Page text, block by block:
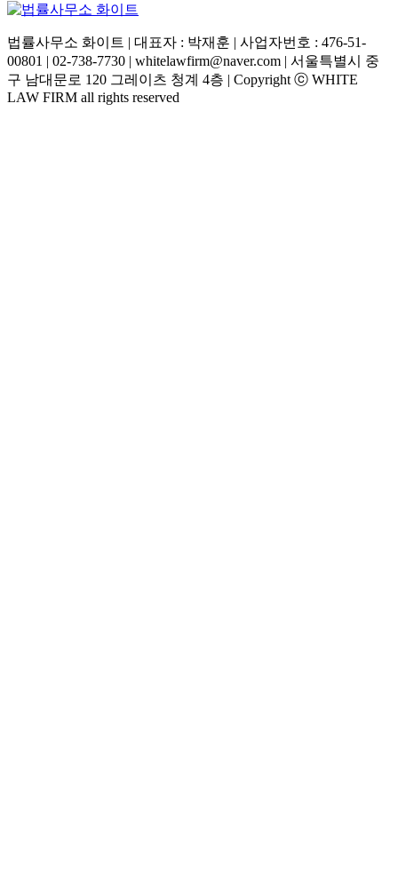
법률사무소 화이트 | 대표자 : 박재훈 | 사업자번호 : 476-51-
00801 | 02-738-7730 | whitelawfirm@naver.com | 서울특별시 중
구 남대문로 120 그레이츠 청계 4층 | Copyright ⓒ WHITE
LAW FIRM all rights reserved